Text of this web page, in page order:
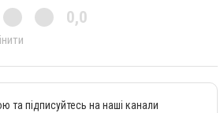
0,0
та підписуйтесь на наші канали